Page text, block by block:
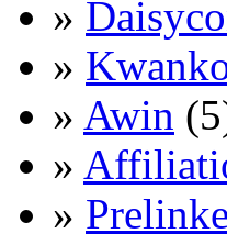
»
»
» Awin
»
»